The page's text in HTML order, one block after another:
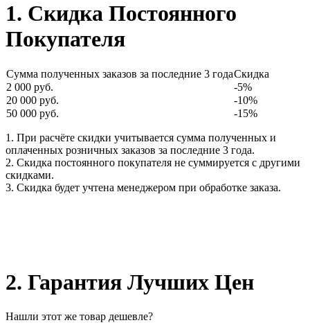
1. Скидка Постоянного
Покупателя
Сумма полученных заказов за последние 3 годаСкидка
2 000 руб.
-5%
20 000 руб.
-10%
50 000 руб.
-15%
1. При расчёте скидки учитывается сумма полученных и
оплаченных розничных заказов за последние 3 года.
2. Скидка постоянного покупателя не суммируется с другими
скидками.
3. Скидка будет учтена менеджером при обработке заказа.
2. Гарантия Лучших Цен
Нашли этот же товар дешевле?